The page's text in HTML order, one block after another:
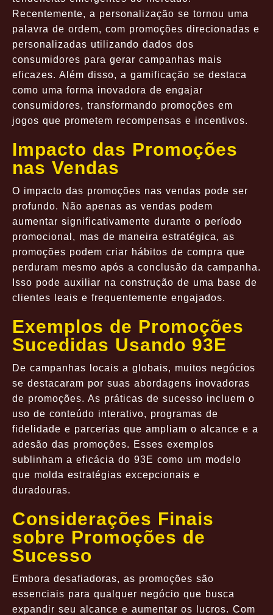
Recentemente, a personalização se tornou uma
palavra de ordem, com promoções direcionadas e
personalizadas utilizando dados dos
consumidores para gerar campanhas mais
eficazes. Além disso, a gamificação se destaca
como uma forma inovadora de engajar
consumidores, transformando promoções em
jogos que prometem recompensas e incentivos.
Impacto das Promoções
nas Vendas
O impacto das promoções nas vendas pode ser
profundo. Não apenas as vendas podem
aumentar significativamente durante o período
promocional, mas de maneira estratégica, as
promoções podem criar hábitos de compra que
perduram mesmo após a conclusão da campanha.
Isso pode auxiliar na construção de uma base de
clientes leais e frequentemente engajados.
Exemplos de Promoções
Sucedidas Usando 93E
De campanhas locais a globais, muitos negócios
se destacaram por suas abordagens inovadoras
de promoções. As práticas de sucesso incluem o
uso de conteúdo interativo, programas de
fidelidade e parcerias que ampliam o alcance e a
adesão das promoções. Esses exemplos
sublinham a eficácia do 93E como um modelo
que molda estratégias excepcionais e
duradouras.
Considerações Finais
sobre Promoções de
Sucesso
Embora desafiadoras, as promoções são
essenciais para qualquer negócio que busca
expandir seu alcance e aumentar os lucros. Com